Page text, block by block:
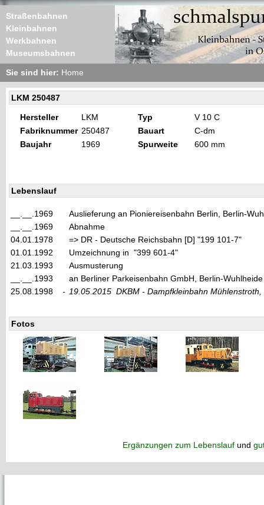
Straßenbahnen
Kleinbahnen
Werkbahnen
Museumsbahnen
Sie sind hier: Home
LKM 250487
Hersteller LKM Typ
V 10 C
Fabriknummer 250487 Bauart
C-dm
Baujahr
1969 Spurweite 600 mm
Lebenslauf
__.__.1969
Auslieferung an Pioniereisenbahn Berlin, Berlin-
__.__.1969
Abnahme
04.01.1978
=> DR - Deutsche Reichsbahn [D] "199 101-7"
01.01.1992
Umzeichnung in "399 601-4"
21.03.1993
Ausmusterung
__.__.1993
an Berliner Parkeisenbahn GmbH, Berlin-
25.08.1998
- 19.05.2015 DKBM - Dampfkleinbahn
Fotos
Ergänzungen zum Lebenslaufund